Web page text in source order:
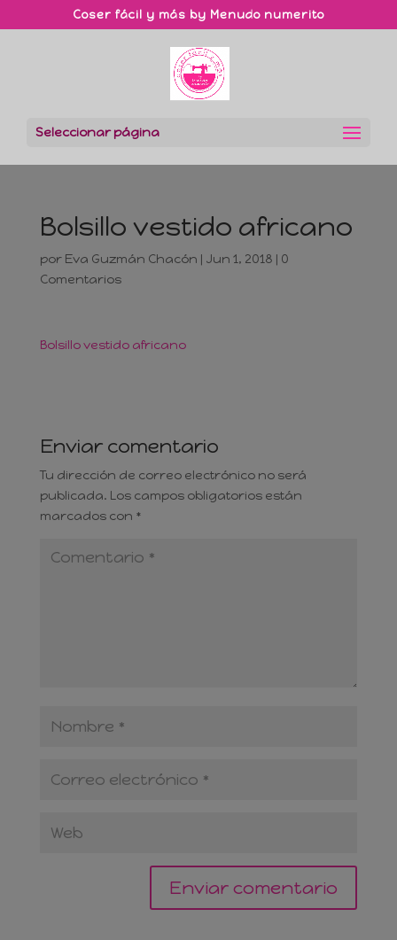
Coser fácil y más by Menudo numerito
Seleccionar página
Bolsillo vestido africano
por Eva Guzmán Chacón | Jun 1, 2018 | 0
Comentarios
Bolsillo vestido africano
Enviar comentario
Tu dirección de correo electrónico no será
publicada. Los campos obligatorios están
marcados con *